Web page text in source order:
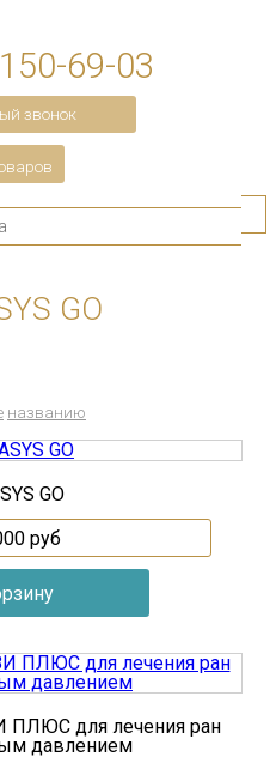
69-03
звонок
GO
названию
GO
руб
ПЛЮС для лечения ран
давлением